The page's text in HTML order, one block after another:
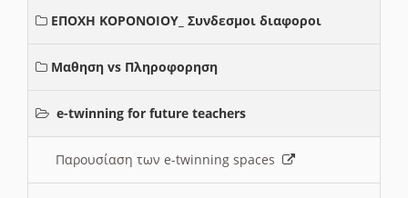
ΕΠΟΧΗ ΚΟΡΟΝΟΙΟΥ_ Συνδεσμοι διαφοροι
Μαθηση vs Πληροφορηση
e-twinning for future teachers
Παρουσίαση των e-twinning spaces